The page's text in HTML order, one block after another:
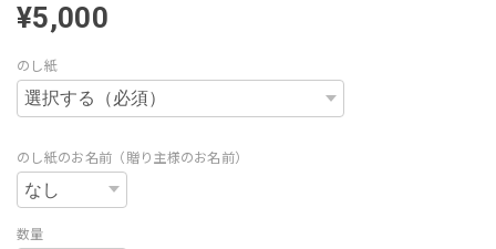
¥5,000
のし紙
のし紙のお名前（贈り主様のお名前）
数量